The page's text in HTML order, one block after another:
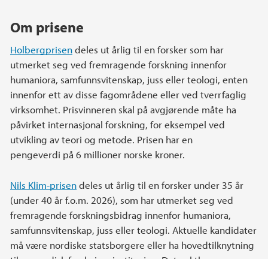
Om prisene
Holbergprisendeles ut årlig til en forsker som har
utmerket seg ved fremragende forskning innenfor
humaniora, samfunnsvitenskap, juss eller teologi, enten
innenfor ett av disse fagområdene eller ved tverrfaglig
virksomhet. Prisvinneren skal på avgjørende måte ha
påvirket internasjonal forskning, for eksempel ved
utvikling av teori og metode. Prisen har en
pengeverdi på 6 millioner norske kroner.
Nils Klim-prisendeles ut årlig til en forsker under 35 år
(under 40 år f.o.m. 2026), som har utmerket seg ved
fremragende forskningsbidrag innenfor humaniora,
samfunnsvitenskap, juss eller teologi. Aktuelle kandidater
må være nordiske statsborgere eller ha hovedtilknytning